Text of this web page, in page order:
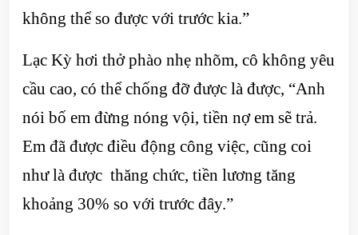
không thể so được với trước kia.”
Lạc Kỳ hơi thở phào nhẹ nhõm, cô không yêu
cầu cao, có thể chống đỡ được là được, “Anh
nói bố em đừng nóng vội, tiền nợ em sẽ trả.
Em đã được điều động công việc, cũng coi
như là được thăng chức, tiền lương tăng
khoảng 30% so với trước đây.”